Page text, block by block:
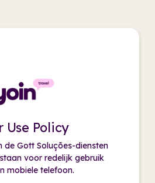
Use Policy
de Gott Soluções-diensten
voor redelijk gebruik
mobiele telefoon.